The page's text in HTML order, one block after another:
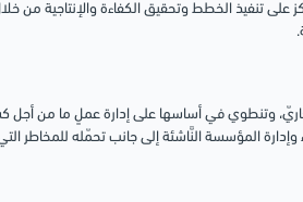
على تنفيذ الخطط وتحقيق الكفاءة والإنتاجية من
وتنطوي في أساسها على إدارة عملٍ ما من أجل
المؤسسة النَّاشئة إلى جانب تحمّله للمخاطر التي